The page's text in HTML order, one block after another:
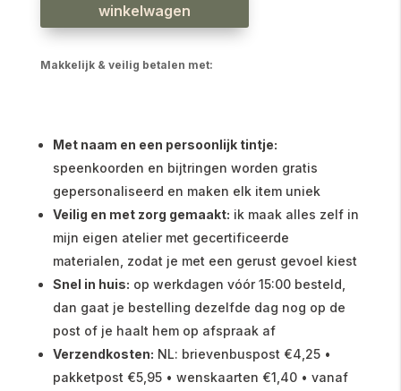
groen
aantal
winkelwagen
Makkelijk & veilig betalen met:
Met naam en een persoonlijk tintje:
speenkoorden en bijtringen worden gratis
gepersonaliseerd en maken elk item uniek
Veilig en met zorg gemaakt: ik maak alles zelf in
mijn eigen atelier met gecertificeerde
materialen, zodat je met een gerust gevoel kiest
Snel in huis: op werkdagen vóór 15:00 besteld,
dan gaat je bestelling dezelfde dag nog op de
post of je haalt hem op afspraak af
Verzendkosten: NL: brievenbuspost €4,25 •
pakketpost €5,95 • wenskaarten €1,40 • vanaf